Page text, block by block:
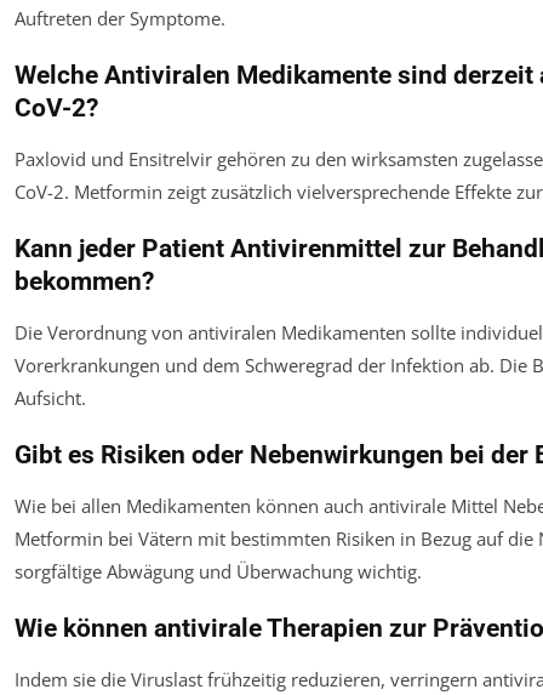
Auftreten der Symptome.
Welche Antiviralen Medikamente sind derzeit
CoV-2?
Paxlovid und Ensitrelvir gehören zu den wirksamsten
CoV-2. Metformin zeigt zusätzlich vielversprechende Effekte
Kann jeder Patient Antivirenmittel zur
bekommen?
Die Verordnung von antiviralen Medikamenten sollte
Vorerkrankungen und dem Schweregrad der Infektion ab.
Aufsicht.
Gibt es Risiken oder Nebenwirkungen bei
Wie bei allen Medikamenten können auch antivirale Mittel
Metformin bei Vätern mit bestimmten Risiken in Bezug auf
sorgfältige Abwägung und Überwachung wichtig.
Wie können antivirale Therapien zur
Indem sie die Viruslast frühzeitig reduzieren, verringern